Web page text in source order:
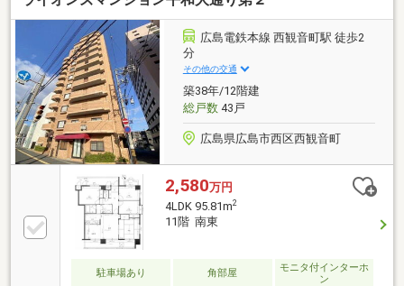
広島電鉄本線 西観音町駅 徒歩2
分
その他の交通
築38年/12階建
総戸数43戸
広島県広島市西区西観音町
2,580万円
4LDK 95.81m2
11階 南東
駐車場あり 角部屋
モニタ付インターホ
ン